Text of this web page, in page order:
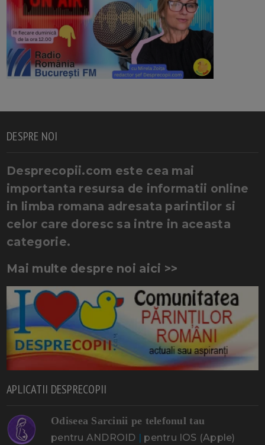
DESPRE NOI
Desprecopii.com este cea mai
importanta resursa de informatii online
in limba romana adresata parintilor si
celor care doresc sa intre in aceasta
categorie.
Mai multe despre noi aici >>
APLICATII DESPRECOPII
Odiseea Sarcinii pe telefonul tau
pentru ANDROID | pentru IOS (Apple)